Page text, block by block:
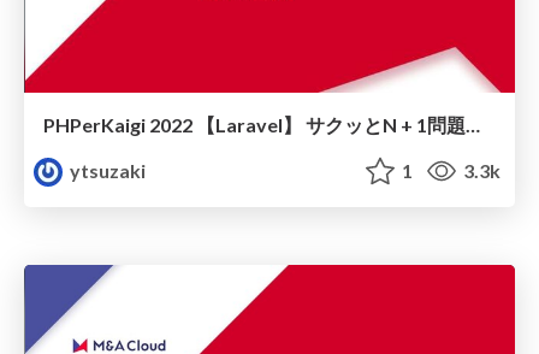
PHPerKaigi 2022 【Laravel】 サクッとN + 1問題を見つけて倒しチャオ！
ytsuzaki
1 3.3k